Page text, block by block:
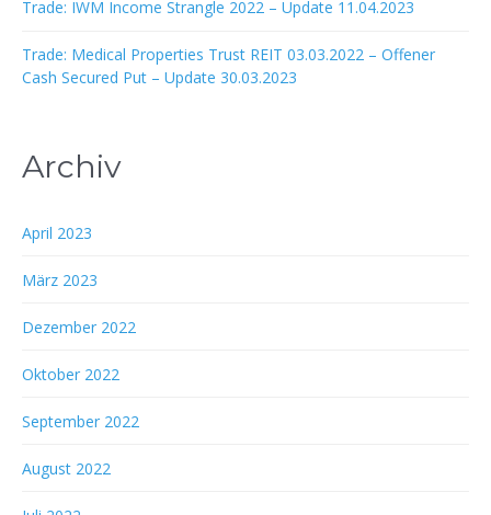
Trade: IWM Income Strangle 2022 – Update 11.04.2023
Trade: Medical Properties Trust REIT 03.03.2022 – Offener
Cash Secured Put – Update 30.03.2023
Archiv
April 2023
März 2023
Dezember 2022
Oktober 2022
September 2022
August 2022